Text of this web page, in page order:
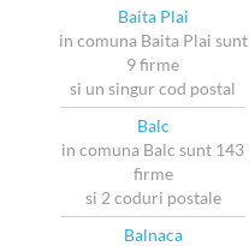
Baita Plai
in comuna Baita Plai sunt
9 firme
si un singur cod postal
Balc
in comuna Balc sunt 143
firme
si 2 coduri postale
Balnaca